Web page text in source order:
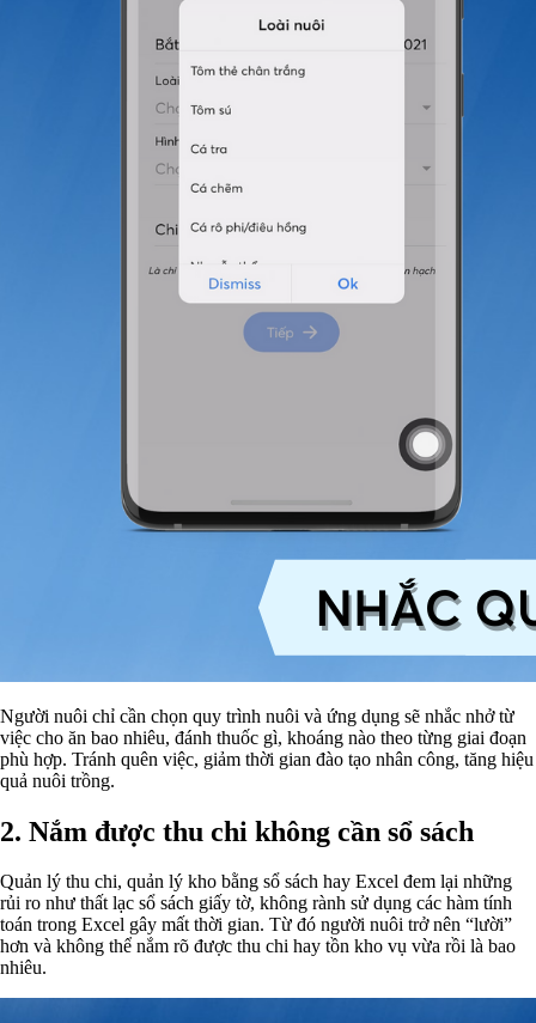
Người nuôi chỉ cần chọn quy trình nuôi và ứng dụng sẽ nhắc nhở từ
việc cho ăn bao nhiêu, đánh thuốc gì, khoáng nào theo từng giai đoạn
phù hợp. Tránh quên việc, giảm thời gian đào tạo nhân công, tăng hiệu
quả nuôi trồng.
2. Nắm được thu chi không cần sổ sách
Quản lý thu chi, quản lý kho bằng sổ sách hay Excel đem lại những
rủi ro như thất lạc sổ sách giấy tờ, không rành sử dụng các hàm tính
toán trong Excel gây mất thời gian. Từ đó người nuôi trở nên “lười”
hơn và không thể nắm rõ được thu chi hay tồn kho vụ vừa rồi là bao
nhiêu.